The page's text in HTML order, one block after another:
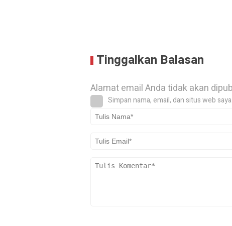
Tinggalkan Balasan
Alamat email Anda tidak akan
Simpan nama, email, dan situs web